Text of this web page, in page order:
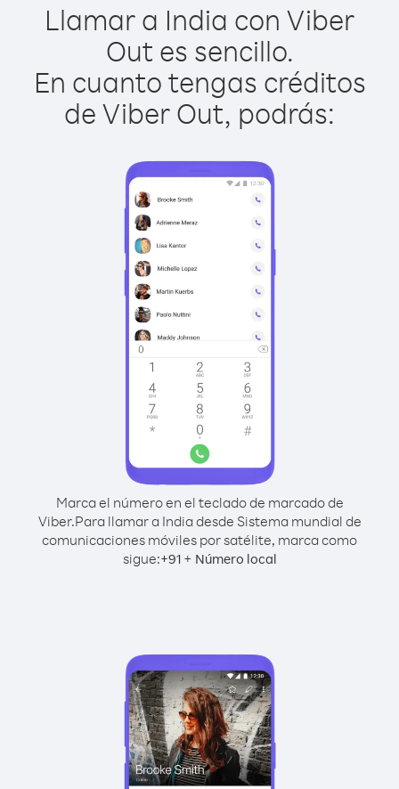
Llamar a India con Viber
Out es sencillo.
En cuanto tengas créditos
de Viber Out, podrás:
Marca el número en el teclado de marcado de
Viber.Para llamar a India desde Sistema mundial de
comunicaciones móviles por satélite, marca como
sigue:+91+ Número local